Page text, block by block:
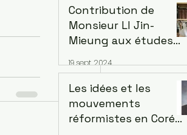
la mémoire du défunt
que nous aimons et
respectons. Par Lee
Contribution de
Monsieur LI Jin-
Mieung aux études
Le Min Sook
19 sept. 2024
Les idées et les
mouvements
réformistes en Corée